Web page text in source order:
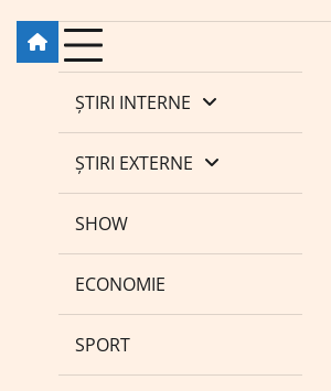
ȘTIRI INTERNE
ȘTIRI EXTERNE
SHOW
ECONOMIE
SPORT